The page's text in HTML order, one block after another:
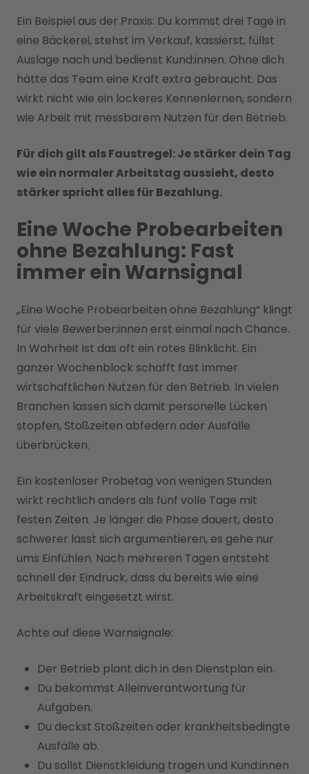
Ein Beispiel aus der Praxis: Du kommst drei Tage in
eine Bäckerei, stehst im Verkauf, kassierst, füllst
Auslage nach und bedienst Kund:innen. Ohne dich
hätte das Team eine Kraft extra gebraucht. Das
wirkt nicht wie ein lockeres Kennenlernen, sondern
wie Arbeit mit messbarem Nutzen für den Betrieb.
Für dich gilt als Faustregel: Je stärker dein Tag
wie ein normaler Arbeitstag aussieht, desto
stärker spricht alles für Bezahlung.
Eine Woche Probearbeiten
ohne Bezahlung: Fast
immer ein Warnsignal
„Eine Woche Probearbeiten ohne Bezahlung“ klingt
für viele Bewerber:innen erst einmal nach Chance.
In Wahrheit ist das oft ein rotes Blinklicht. Ein
ganzer Wochenblock schafft fast immer
wirtschaftlichen Nutzen für den Betrieb. In vielen
Branchen lassen sich damit personelle Lücken
stopfen, Stoßzeiten abfedern oder Ausfälle
überbrücken.
Ein kostenloser Probetag von wenigen Stunden
wirkt rechtlich anders als fünf volle Tage mit
festen Zeiten. Je länger die Phase dauert, desto
schwerer lässt sich argumentieren, es gehe nur
ums Einfühlen. Nach mehreren Tagen entsteht
schnell der Eindruck, dass du bereits wie eine
Arbeitskraft eingesetzt wirst.
Achte auf diese Warnsignale:
Der Betrieb plant dich in den Dienstplan ein.
Du bekommst Alleinverantwortung für
Aufgaben.
Du deckst Stoßzeiten oder krankheitsbedingte
Ausfälle ab.
Du sollst Dienstkleidung tragen und Kund:innen